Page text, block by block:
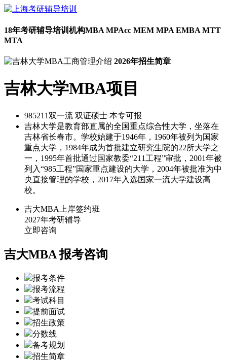
18年考研辅导培训机构MBA MPAcc MEM MPA EMBA MTT
MTA
2026年招生简章
吉林大学MBA项目
985211双一流 双证硕士 本专可报
吉林大学是教育部直属的全国重点综合性大学，坐落在
吉林省长春市。学校始建于1946年，1960年被列为国家
重点大学，1984年成为首批建立研究生院的22所大学之
一，1995年首批通过国家教委“211工程”审批，2001年被
列入“985工程”国家重点建设的大学，2004年被批准为中
央直接管理的学校，2017年入选国家一流大学建设高
校。
吉大MBA上岸签约班
2027年考研辅导
立即咨询
吉大MBA 报考咨询
报考条件
报考流程
考试科目
提前面试
招生政策
分数线
备考规划
招生简章